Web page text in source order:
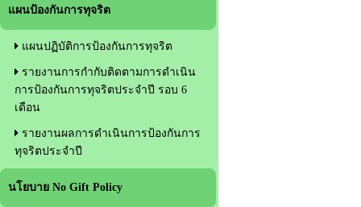
แผนป้องกันการทุจริต
แผนปฏิบัติการป้องกันการทุจริต
รายงานการกำกับติดตามการดำเนิน
การป้องกันการทุจริตประจำปี รอบ 6
เดือน
รายงานผลการดำเนินการป้องกันการ
ทุจริตประจำปี
นโยบาย No Gift Policy